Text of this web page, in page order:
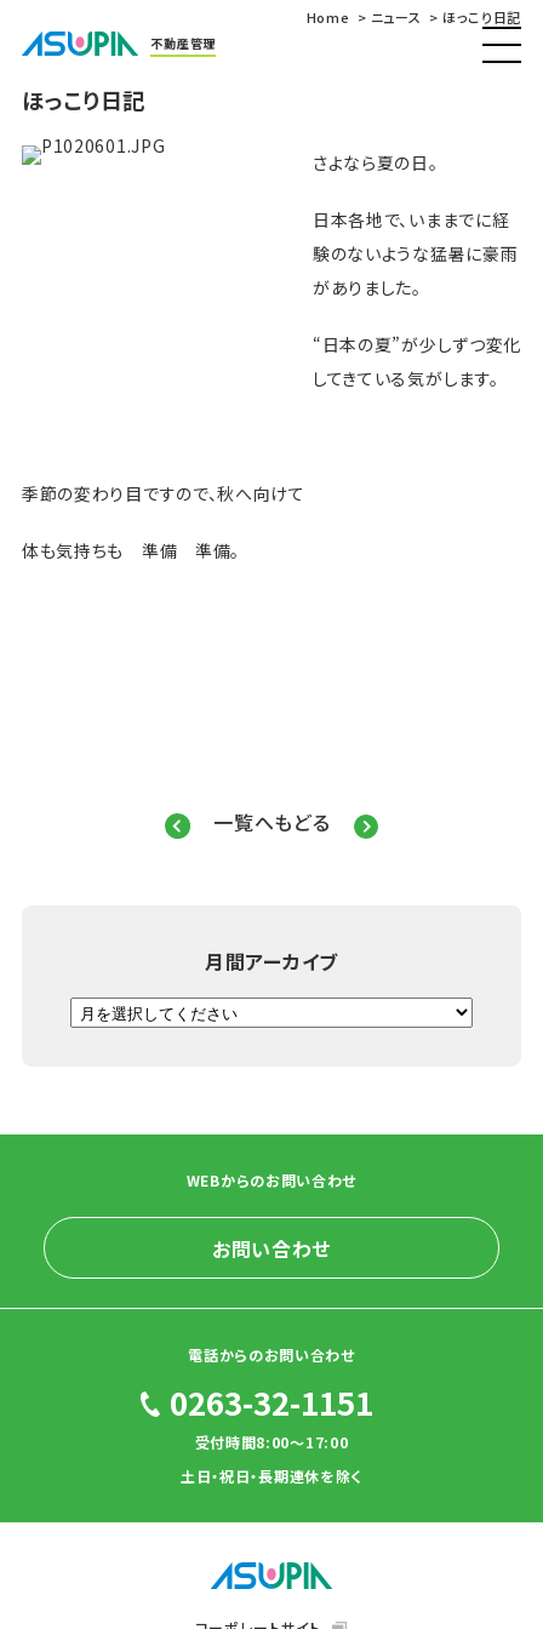
不動産管理
Home ニュース ほっこり日記
ほっこり日記
さよなら夏の日。
日本各地で、いままでに経
験のないような猛暑に豪雨
がありました。
“日本の夏”が少しずつ変化
してきている気がします。
季節の変わり目ですので、秋へ向けて
体も気持ちも 準備 準備。
一覧へもどる
月間アーカイブ
WEBからのお問い合わせ
お問い合わせ
電話からのお問い合わせ
0263-32-1151
受付時間8:00～17:00
土日・祝日・長期連休を除く